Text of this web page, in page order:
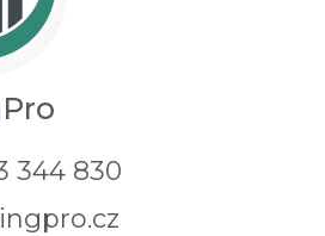
344 830